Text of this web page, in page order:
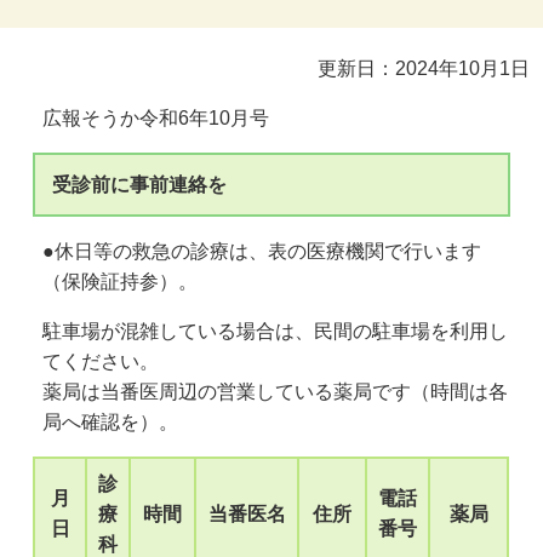
更新日：2024年10月1日
広報そうか令和6年10月号
受診前に事前連絡を
●休日等の救急の診療は、表の医療機関で行います
（保険証持参）。
駐車場が混雑している場合は、民間の駐車場を利用し
てください。
薬局は当番医周辺の営業している薬局です（時間は各
局へ確認を）。
月
日
診
療
科
時間 当番医名 住所
電話
番号
薬局